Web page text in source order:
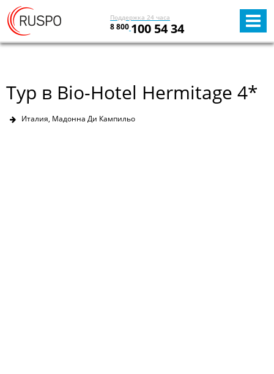
Поддержка 24 часа
8 800 100 54 34
Тур в Bio-Hotel Hermitage 4*
Италия, Мадонна Ди Кампильо